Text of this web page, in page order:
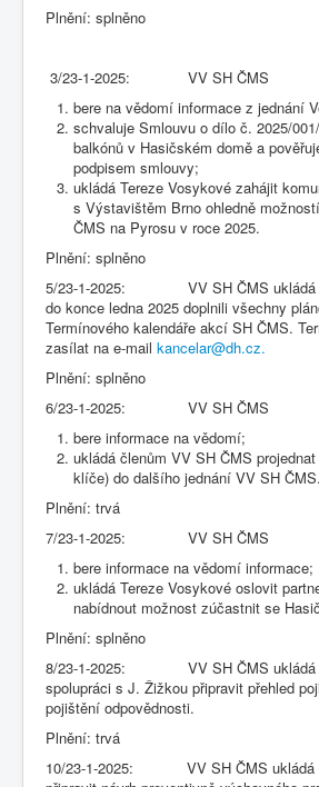
Plnění: splněno
3/23-1-2025: VV SH ČMS
bere na vědomí informace z jednání
schvaluje Smlouvu o dílo č. 2025/
balkónů v Hasičském domě a
podpisem smlouvy;
ukládá Tereze Vosykové zahájit
s Výstavištěm Brno ohledně
ČMS na Pyrosu v roce 2025.
Plnění: splněno
5/23-1-2025: VV SH ČMS ukládá
do konce ledna 2025 doplnili všechny
Termínového kalendáře akcí SH ČMS.
zasílat na e-mail kancelar@dh.cz.
Plnění: splněno
6/23-1-2025: VV SH ČMS
bere informace na vědomí;
ukládá členům VV SH ČMS
klíče) do dalšího jednání VV SH ČMS.
Plnění: trvá
7/23-1-2025: VV SH ČMS
bere informace na vědomí informace;
ukládá Tereze Vosykové oslovit
nabídnout možnost zúčastnit se
Plnění: splněno
8/23-1-2025: VV SH ČMS ukládá
spolupráci s J. Žižkou připravit přehled
pojištění odpovědnosti.
Plnění: trvá
10/23-1-2025: VV SH ČMS ukládá